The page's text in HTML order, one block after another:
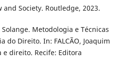
and Society. Routledge, 2023.
Solange. Metodologia e Técnicas
do Direito. In: FALCÃO, Joaquim
direito. Recife: Editora